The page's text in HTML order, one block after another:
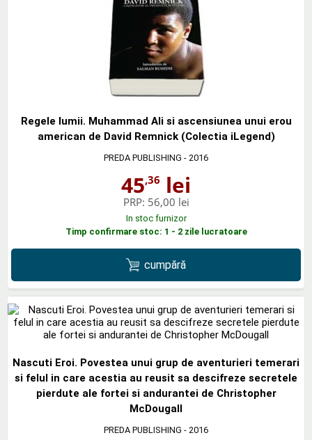
Regele lumii. Muhammad Ali si ascensiunea unui erou
american de David Remnick (Colectia iLegend)
PREDA PUBLISHING - 2016
45,36 lei
PRP: 56,00 lei
In stoc furnizor
Timp confirmare stoc: 1 - 2 zile lucratoare
cumpără
Nascuti Eroi. Povestea unui grup de aventurieri temerari
si felul in care acestia au reusit sa descifreze secretele
pierdute ale fortei si andurantei de Christopher
McDougall
PREDA PUBLISHING - 2016